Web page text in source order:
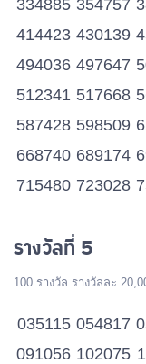
334885 354757
414423 430139
494036 497647
512341 517668
587428 598509
668740 689174
715480 723028
868378 868449
963212 987332
รางวัลที่ 5
100 รางวัล รางวัลละ
035115 054817
091056 102075